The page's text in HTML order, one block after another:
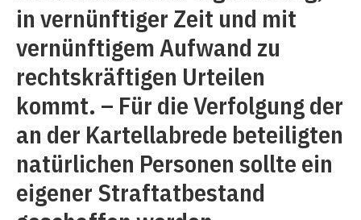
in vernünftiger Zeit und mit
vernünftigem Aufwand zu
rechtskräftigen Urteilen
kommt. – Für die Verfolgung der
an der Kartellabrede beteiligten
natürlichen Personen sollte ein
eigener Straftatbestand